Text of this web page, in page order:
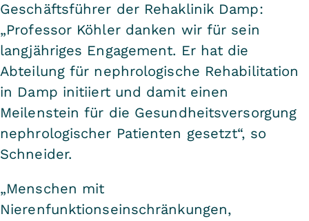
Geschäftsführer der Rehaklinik Damp:
„Professor Köhler danken wir für sein
langjähriges Engagement. Er hat die
Abteilung für nephrologische Rehabilitation
in Damp initiiert und damit einen
Meilenstein für die Gesundheitsversorgung
nephrologischer Patienten gesetzt“, so
Schneider.
„Menschen mit
Nierenfunktionseinschränkungen,